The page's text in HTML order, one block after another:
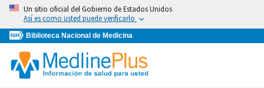
Omita
vaya
al
Contenido
Un sitio oficial del Gobierno de Estados Unidos
Así es como usted puede verificarlo
Biblioteca Nacional de Medicina